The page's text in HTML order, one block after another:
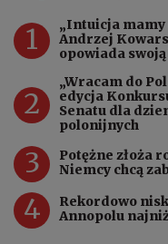
1
„Intuicja mamy
Andrzej
opowiada
2
„Wracam do
edycja
Senatu dla
polonijnych
3
Potężne złoża
Niemcy chcą
4
Rekordowo
Annopolu